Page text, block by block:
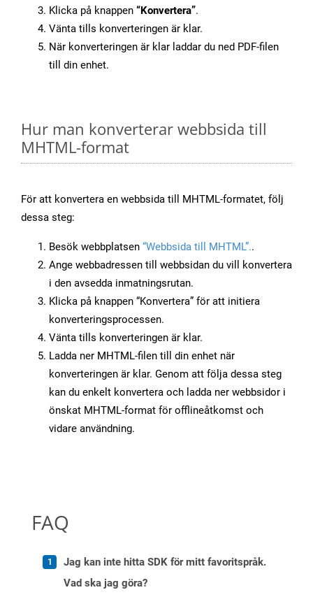
Klicka på knappen “Konvertera”.
Vänta tills konverteringen är klar.
När konverteringen är klar laddar du ned PDF-filen
till din enhet.
Hur man konverterar webbsida till
MHTML-format
För att konvertera en webbsida till MHTML-formatet, följ
dessa steg:
Besök webbplatsen “Webbsida till MHTML”..
Ange webbadressen till webbsidan du vill konvertera
i den avsedda inmatningsrutan.
Klicka på knappen “Konvertera” för att initiera
konverteringsprocessen.
Vänta tills konverteringen är klar.
Ladda ner MHTML-filen till din enhet när
konverteringen är klar. Genom att följa dessa steg
kan du enkelt konvertera och ladda ner webbsidor i
önskat MHTML-format för offlineåtkomst och
vidare användning.
FAQ
Jag kan inte hitta SDK för mitt favoritspråk.
Vad ska jag göra?